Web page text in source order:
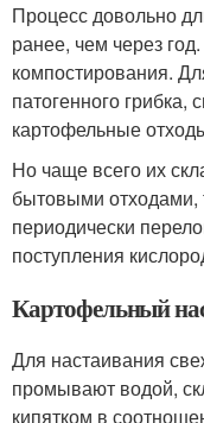
Процесс довольно
ранее, чем через
компостирования.
патогенного
картофельные
Но чаще всего их
бытовыми отходами,
периодически
поступления
Картофельный
Для настаивания
промывают водой,
кипятком в